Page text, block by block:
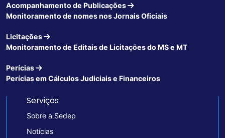
Acompanhamento de Publicações
Monitoramento de nomes nos Jornais Oficiais
Licitações
Monitoramento de Editais de Licitações do MS e MT
Perícias
Perícias em Cálculos Judiciais e Financeiros
Serviços
Sobre a Sedep
Notícias